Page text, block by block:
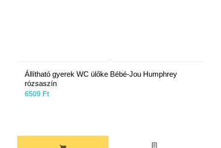
Állítható gyerek WC ülőke Bébé-Jou Humphrey
rózsaszín
6509 Ft